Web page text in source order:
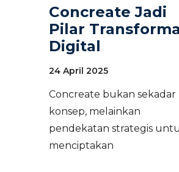
Concreate Jadi
Pilar
Digital
24 April 2025
Concreate bukan sekadar
konsep, melainkan
pendekatan strategis
menciptakan